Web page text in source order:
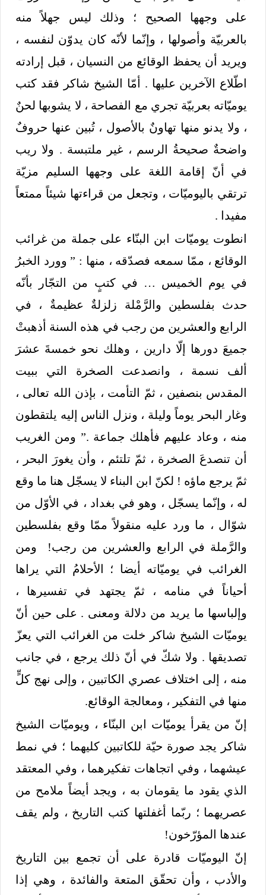
على وجهها الصحيح ؛ وذلك ليس جهلاً منه
بالعربيّة وأصولها ، وإنّما لأنّه كان يدوّن لنفسه ،
ويريد أن يحفظ الوقائع من النسيان ، قبل إرادته
اطّلاع الآخرين عليها . أمّا الشيخ شاكر فقد كتب
يوميّاته بعربيّة تجري مع الفصاحة ، لا يشوبها لحنٌ
، ولا يدنو منها تهاونٌ بالأصول ، تُبين عنها حروفٌ
واضحةٌ صحيحةُ الرسم ، غير ملتبسة . ولا ريب
في أنّ إقامة اللغة على وجهها السليم مزيّة
ترتقي باليوميّات ، وتجعل من قراءتها شيئاً ممتعاً
مفيدا .
انطوت يوميّات ابن البنّاء على جملة من غرائب
الوقائع ، ممّا سمعه فصدّقه ، منها : ” وورد الخبرُ
في يوم الخميس … في كتبٍ من التجّار بأنّه
حدث بفلسطين والرَّمْلة زلزلةٌ عظيمةٌ ، في
الرابع والعشرين من رجب في هذه السنة أذهبتْ
جميعَ دورها إلّا دارين ، وهلك نحو خمسةَ عشرَ
ألف نسمة ، وانصدعت الصخرة التي ببيت
المقدس بنصفين ، ثمّ التأمت ، بإذن الله تعالى ،
وغار البحر يوماً وليلة ، ونزل الناس إليه يلتقطون
منه ، وعاد عليهم فأهلك جماعة .” ومن الغريب
أن تنصدعَ الصخرة ، ثمّ تلتئم ، وأن يغورَ البحر ،
ثمّ يرجع ماؤه ! لكنّ ابن البناء لا يسجّل هنا ما وقع
له ، وإنّما يسجّل ، وهو في بغداد ، في الأوّل من
شوّال ، ما ورد عليه منقولاً ممّا وقع بفلسطين
والرَّملة في الرابع والعشرين من رجب! ومن
الغرائب في يوميّاته أيضا ؛ الأحلامُ التي يراها
أحياناً في منامه ، ثمّ يجتهد في تفسيرها ،
وإلباسها ما يريد من دلالة ومعنى . على حين أنّ
يوميّات الشيخ شاكر خلت من الغرائب التي يعزّ
تصديقها . ولا شكّ في أنّ ذلك يرجع ، في جانب
منه ، إلى اختلاف عصري الكاتبين ، وإلى نهج كلٍّ
منها في التفكير ، ومعالجة الوقائع.
إنّ من يقرأ يوميّات ابن البنّاء ، ويوميّات الشيخ
شاكر يجد صورة حيّة للكاتبين كليهما ؛ في نمط
عيشهما ، وفي اتجاهات تفكيرهما ، وفي المعتقد
الذي يقود ما يقومان به ، ويجد أيضاً ملامح من
عصريهما ؛ ربّما أغفلتها كتب التاريخ ، ولم يقف
عندها المؤرّخون!
إنّ اليوميّات قادرة على أن تجمع بين التاريخ
والأدب ، وأن تحقّق المتعة والفائدة ، وهي إذا